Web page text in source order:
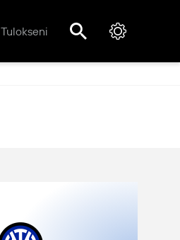
Tulokseni